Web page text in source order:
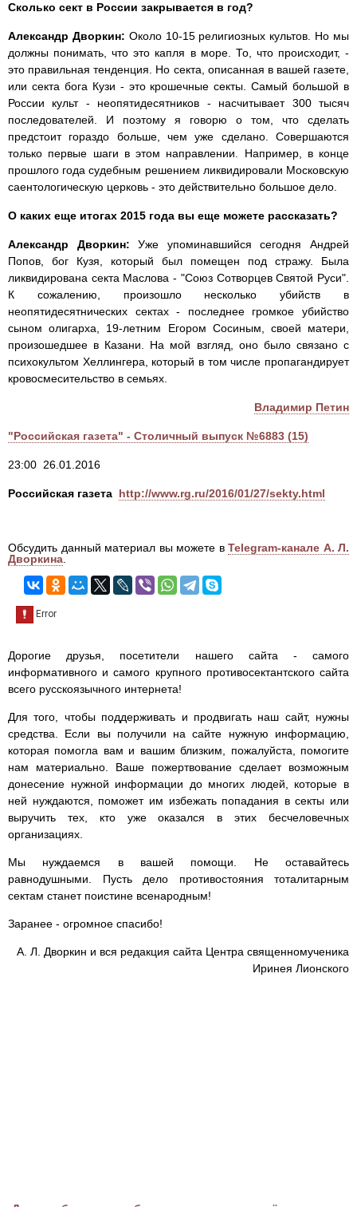
Сколько сект в России закрывается в год?
Александр Дворкин: Около 10-15 религиозных культов. Но мы
должны понимать, что это капля в море. То, что происходит, -
это правильная тенденция. Но секта, описанная в вашей газете,
или секта бога Кузи - это крошечные секты. Самый большой в
России культ - неопятидесятников - насчитывает 300 тысяч
последователей. И поэтому я говорю о том, что сделать
предстоит гораздо больше, чем уже сделано. Совершаются
только первые шаги в этом направлении. Например, в конце
прошлого года судебным решением ликвидировали Московскую
саентологическую церковь - это действительно большое дело.
О каких еще итогах 2015 года вы еще можете рассказать?
Александр Дворкин: Уже упоминавшийся сегодня Андрей
Попов, бог Кузя, который был помещен под стражу. Была
ликвидирована секта Маслова - "Союз Сотворцев Святой Руси".
К сожалению, произошло несколько убийств в
неопятидесятнических сектах - последнее громкое убийство
сыном олигарха, 19-летним Егором Сосиным, своей матери,
произошедшее в Казани. На мой взгляд, оно было связано с
психокультом Хеллингера, который в том числе пропагандирует
кровосмесительство в семьях.
Владимир Петин
"Российская газета" - Столичный выпуск №6883 (15)
23:00 26.01.2016
Российская газета http://www.rg.ru/2016/01/27/sekty.html
Обсудить данный материал вы можете в Telegram-канале А. Л.
Дворкина.
Дорогие друзья, посетители нашего сайта - самого
информативного и самого крупного противосектантского сайта
всего русскоязычного интернета!
Для того, чтобы поддерживать и продвигать наш сайт, нужны
средства. Если вы получили на сайте нужную информацию,
которая помогла вам и вашим близким, пожалуйста, помогите
нам материально. Ваше пожертвование сделает возможным
донесение нужной информации до многих людей, которые в
ней нуждаются, поможет им избежать попадания в секты или
выручить тех, кто уже оказался в этих бесчеловечных
организациях.
Мы нуждаемся в вашей помощи. Не оставайтесь
равнодушными. Пусть дело противостояния тоталитарным
сектам станет поистине всенародным!
Заранее - огромное спасибо!
А. Л. Дворкин и вся редакция сайта Центра священномученика
Иринея Лионского